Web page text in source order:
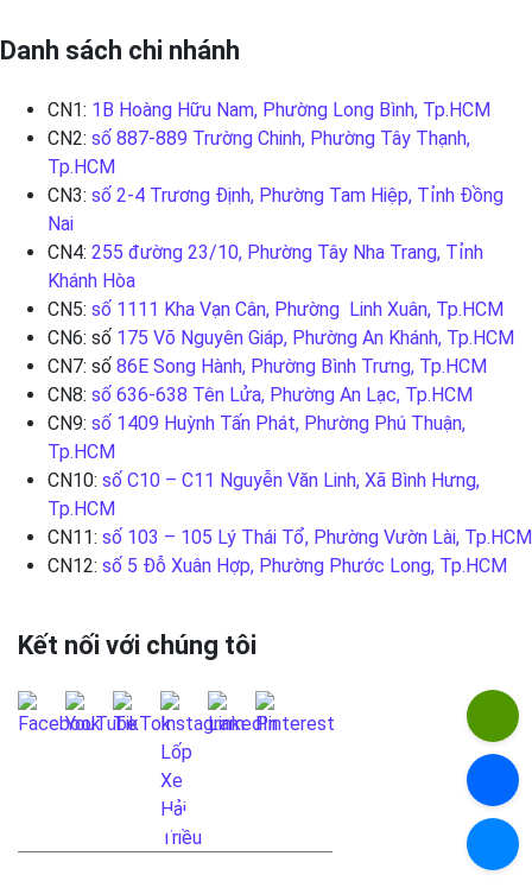
Danh sách chi nhánh
CN1: 1B Hoàng Hữu Nam, Phường Long Bình, Tp.HCM
CN2: số 887-889 Trường Chinh, Phường Tây Thạnh,
Tp.HCM
CN3: số 2-4 Trương Định, Phường Tam Hiệp, Tỉnh Đồng
Nai
CN4: 255 đường 23/10, Phường Tây Nha Trang, Tỉnh
Khánh Hòa
CN5: số 1111 Kha Vạn Cân, Phường Linh Xuân, Tp.HCM
CN6: số 175 Võ Nguyên Giáp, Phường An Khánh, Tp.HCM
CN7: số 86E Song Hành, Phường Bình Trưng, Tp.HCM
CN8: số 636-638 Tên Lửa, Phường An Lạc, Tp.HCM
CN9: số 1409 Huỳnh Tấn Phát, Phường Phú Thuận,
Tp.HCM
CN10: số C10 – C11 Nguyễn Văn Linh, Xã Bình Hưng,
Tp.HCM
CN11: số 103 – 105 Lý Thái Tổ, Phường Vườn Lài, Tp.HCM
CN12: số 5 Đỗ Xuân Hợp, Phường Phước Long, Tp.HCM
Kết nối với chúng tôi
LIÊN HỆ QUA FANPAGE